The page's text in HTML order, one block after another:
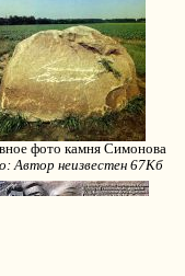
фото камня Симонова
Автор неизвестен 67Кб